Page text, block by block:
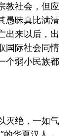
教社会，但应
愚昧真比满清
出来以后，出
国际社会同情
个弱小民族都
灭绝，一如气